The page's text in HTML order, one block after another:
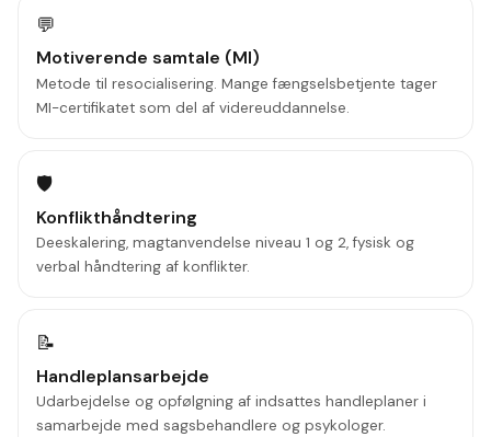
💬
Motiverende samtale (MI)
Metode til resocialisering. Mange fængselsbetjente tager
MI-certifikatet som del af videreuddannelse.
🛡️
Konflikthåndtering
Deeskalering, magtanvendelse niveau 1 og 2, fysisk og
verbal håndtering af konflikter.
📝
Handleplansarbejde
Udarbejdelse og opfølgning af indsattes handleplaner i
samarbejde med sagsbehandlere og psykologer.